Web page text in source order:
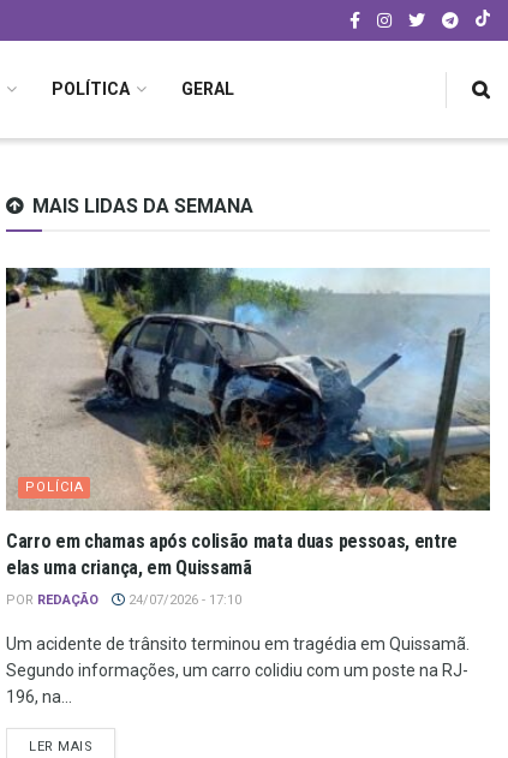
POLÍTICA GERAL
MAIS LIDAS DA SEMANA
POLÍCIA
Carro em chamas após colisão mata duas pessoas, entre
elas uma criança, em Quissamã
POR REDAÇÃO 24/07/2026 - 17:10
Um acidente de trânsito terminou em tragédia em Quissamã.
Segundo informações, um carro colidiu com um poste na RJ-
196, na...
LER MAIS